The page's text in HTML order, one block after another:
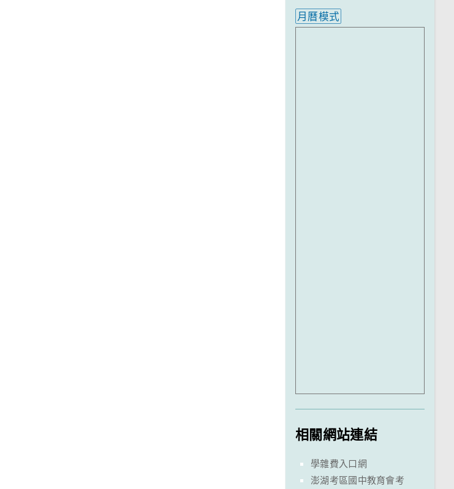
月曆模式
相關網站連結
學雜費入口網
澎湖考區國中教育會考